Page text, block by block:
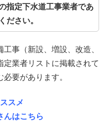
指定下水道工事業者であ
ださい。
事（新設、増設、改造、
業者リストに掲載されて
要があります。
スメ
んはこちら